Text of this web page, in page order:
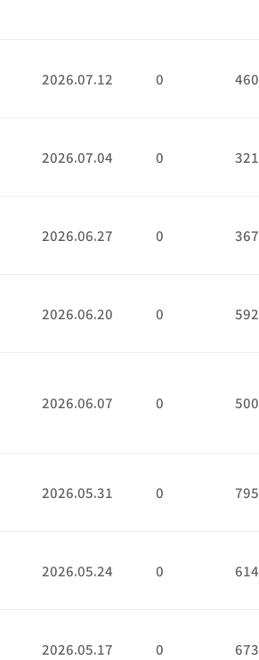
2026.07.12 0 460
2026.07.04 0 321
2026.06.27 0 367
2026.06.20 0 592
2026.06.07 0 500
2026.05.31 0 795
2026.05.24 0 614
2026.05.17 0 673